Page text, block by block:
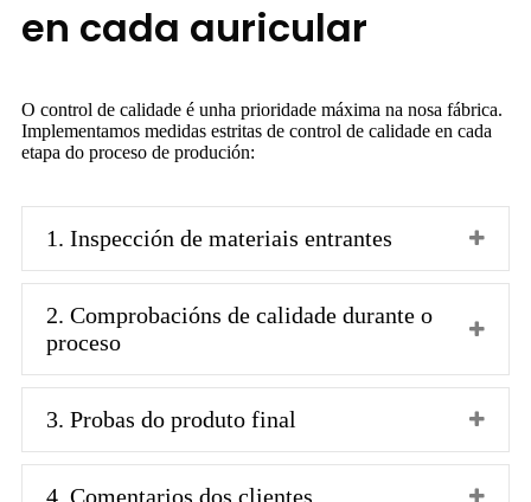
en cada auricular
O control de calidade é unha prioridade máxima na nosa fábrica.
Implementamos medidas estritas de control de calidade en cada
etapa do proceso de produción:
1. Inspección de materiais entrantes
2. Comprobacións de calidade durante o
proceso
3. Probas do produto final
4. Comentarios dos clientes